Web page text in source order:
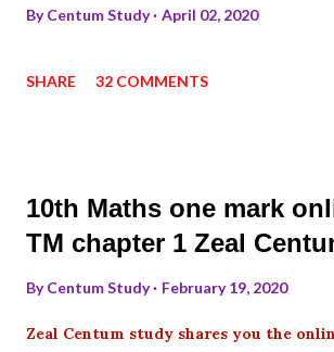
ByCentum Study April 02, 2020
SHARE 32 COMMENTS
10th Maths one mark
TM chapter 1 Zeal
ByCentum Study February 19, 2020
Zeal Centum study shares you the